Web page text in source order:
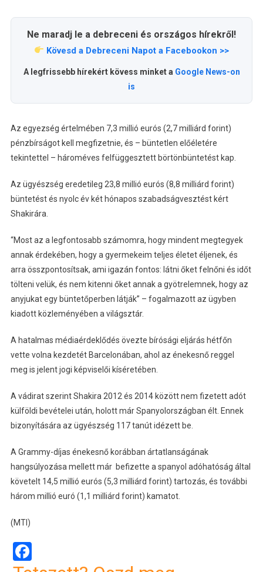
Ne maradj le a debreceni és országos hírekről!
Kövesd a Debreceni Napot a Facebookon >>
A legfrissebb hírekért kövess minket a Google News-on
is
Az egyezség értelmében 7,3 millió eurós (2,7 milliárd forint)
pénzbírságot kell megfizetnie, és – büntetlen előéletére
tekintettel – hároméves felfüggesztett börtönbüntetést kap.
Az ügyészség eredetileg 23,8 millió eurós (8,8 milliárd forint)
büntetést és nyolc év két hónapos szabadságvesztést kért
Shakirára.
“Most az a legfontosabb számomra, hogy mindent megtegyek
annak érdekében, hogy a gyermekeim teljes életet éljenek, és
arra összpontosítsak, ami igazán fontos: látni őket felnőni és időt
tölteni velük, és nem kitenni őket annak a gyötrelemnek, hogy az
anyjukat egy büntetőperben látják” – fogalmazott az ügyben
kiadott közleményében a világsztár.
A hatalmas médiaérdeklődés övezte bírósági eljárás hétfőn
vette volna kezdetét Barcelonában, ahol az énekesnő reggel
meg is jelent jogi képviselői kíséretében.
A vádirat szerint Shakira 2012 és 2014 között nem fizetett adót
külföldi bevételei után, holott már Spanyolországban élt. Ennek
bizonyítására az ügyészség 117 tanút idézett be.
A Grammy-díjas énekesnő korábban ártatlanságának
hangsúlyozása mellett már befizette a spanyol adóhatóság által
követelt 14,5 millió eurós (5,3 milliárd forint) tartozás, és további
három millió euró (1,1 milliárd forint) kamatot.
(MTI)
Facebook